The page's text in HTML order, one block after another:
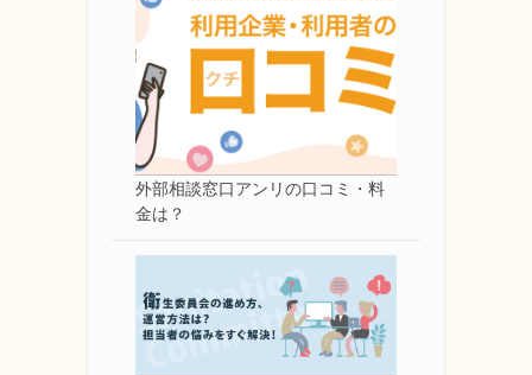
外部相談窓口アンリの口コミ・料
金は？